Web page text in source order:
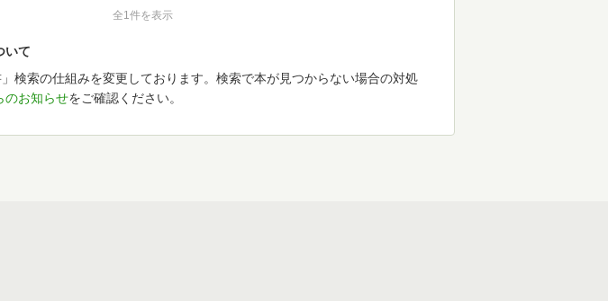
全1件を表示
いて
検索の仕組みを変更しております。検索で本が見つからない場合の対処
のお知らせをご確認ください。